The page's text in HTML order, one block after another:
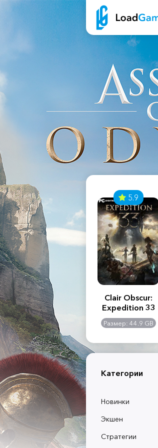
2:
-
GB
Assassin's Creed
Shadows
Размер: 117 GB
5.9
Clair Obscur:
Expedition 33
Размер: 44.9 GB
Категории
Новинки
Экшен
Стратегии